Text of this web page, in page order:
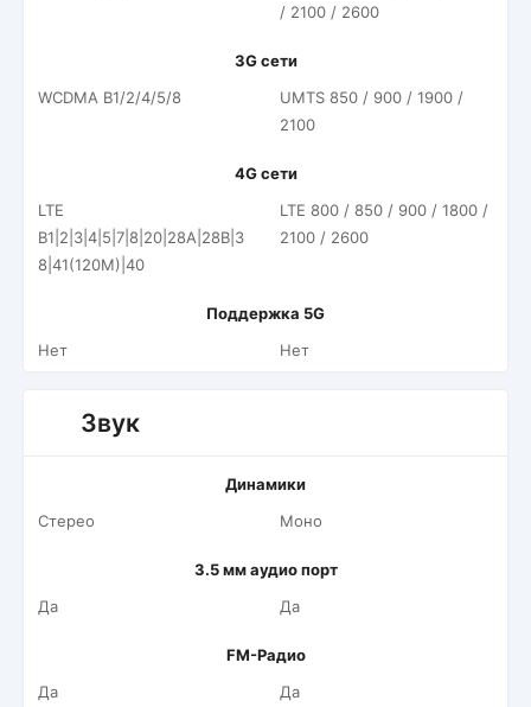
/ 2100 / 2600
3G сети
WCDMA B1/2/4/5/8
UMTS 850 / 900 / 1900 /
2100
4G сети
LTE
B1|2|3|4|5|7|8|20|28A|28B|3
8|41(120M)|40
LTE 800 / 850 / 900 / 1800 /
2100 / 2600
Поддержка 5G
Нет
Нет
Звук
Динамики
Стерео
Моно
3.5 мм аудио порт
Да
Да
FM-Радио
Да
Да